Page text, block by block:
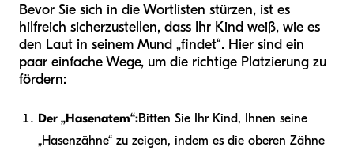
Bevor Sie sich in die Wortlisten stürzen, ist es
hilfreich sicherzustellen, dass Ihr Kind weiß, wie es
den Laut in seinem Mund „findet“. Hier sind ein
paar einfache Wege, um die richtige Platzierung zu
fördern:
Der „Hasenatem“:Bitten Sie Ihr Kind, Ihnen seine
„Hasenzähne“ zu zeigen, indem es die oberen Zähne